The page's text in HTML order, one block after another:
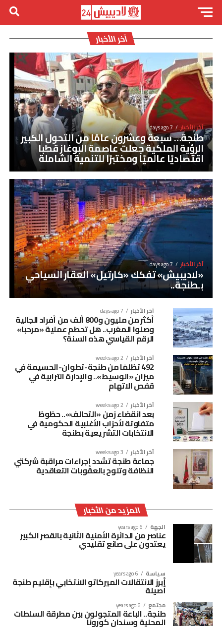
آخر الأخبار
آخر الأخبار 7 days ago
طنجة… سبعة وعشرون عامًا من التحول الكبير
الرؤية الملكية جعلت عاصمة البوغاز قطبًا
اقتصاديًا عالميًا ومختبرًا للتنمية الشاملة
آخر الأخبار 7 days ago
«لاديبيش» تفكك «كارتيل» العقار السياحي
بـطنجة..
آخر الأخبار 7 days ago
أكثر من مليون و800 ألف من أفراد الجالية
وصلوا المغرب.. هل تحطم عملية «مرحبا»
الرقم القياسي هذه السنة؟
آخر الأخبار 2 weeks ago
492 تظلمًا من طنجة-تطوان-الحسيمة في
ميزان «الوسيط».. والإدارة الترابية في
قفص الاتهام
آخر الأخبار 2 weeks ago
بعد انقضاء زمن «التحالف».. حظوظ
متفاوتة لأحزاب الأغلبية الحكومية في
الانتخابات التشريعية بطنجة
آخر الأخبار 3 weeks ago
جماعة طنجة تشدد إجراءات مراقبة شركتي
النظافة وتلوح بالعقوبات التعاقدية
المزيد من الأخبار
الجهة 6 years ago
عناصر من الدائرة الأمنية الثانية بالقصر الكبير
يعتدون على صانع تقليدي
سياسة 6 years ago
أبرز الانتقالات الميركاتو الانتخابي بإقليم طنجة
أصيلة
مجتمع 6 years ago
طنجة.. الباعة المتجولون بين مطرقة السلطات
المحلية وسندان كورونا